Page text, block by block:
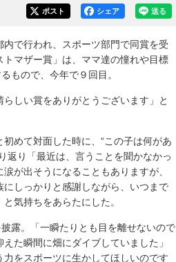
送る
シェア
ポスト
で行われ、スポーツ部門で同賞を受
マザー賞」は、ママ達の憧れや目標
もので、今年で９回目。
しい賞をありがとうございます」と
めて対面した時に、“この子は何があ
返り「最近は、言うことを聞かなかっ
が出そうになることもありますが、
しっかりと感謝しながら、いつまで
気持ちをあらたにした。
露。「一瞬たりとも目を離せないので
た瞬間に畑にダイブしていました」
をスポーツに生かしてほしいのです